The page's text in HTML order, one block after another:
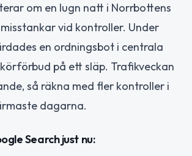
om en lugn natt i Norrbottens
vid kontroller. Under
en ordningsbot i centrala
på ett släp. Trafikveckan
så räkna med fler kontroller i
dagarna.
Search just nu: